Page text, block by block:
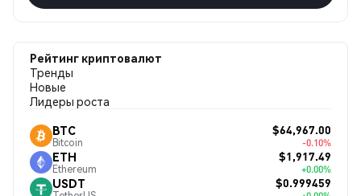
Рейтинг криптовалют
Тренды
Новые
Лидеры роста
BTC
Bitcoin
$64,967.00
-0.10%
ETH
Ethereum
$1,917.49
+0.00%
USDT $0.999459